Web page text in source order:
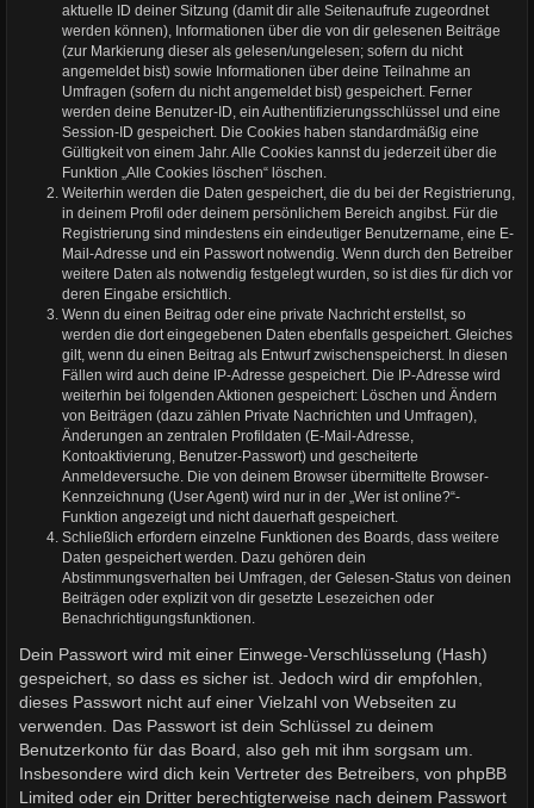
aktuelle ID deiner Sitzung (damit dir alle Seitenaufrufe zugeordnet
werden können), Informationen über die von dir gelesenen Beiträge
(zur Markierung dieser als gelesen/ungelesen; sofern du nicht
angemeldet bist) sowie Informationen über deine Teilnahme an
Umfragen (sofern du nicht angemeldet bist) gespeichert. Ferner
werden deine Benutzer-ID, ein Authentifizierungsschlüssel und eine
Session-ID gespeichert. Die Cookies haben standardmäßig eine
Gültigkeit von einem Jahr. Alle Cookies kannst du jederzeit über die
Funktion „Alle Cookies löschen“ löschen.
Weiterhin werden die Daten gespeichert, die du bei der Registrierung,
in deinem Profil oder deinem persönlichem Bereich angibst. Für die
Registrierung sind mindestens ein eindeutiger Benutzername, eine E-
Mail-Adresse und ein Passwort notwendig. Wenn durch den Betreiber
weitere Daten als notwendig festgelegt wurden, so ist dies für dich vor
deren Eingabe ersichtlich.
Wenn du einen Beitrag oder eine private Nachricht erstellst, so
werden die dort eingegebenen Daten ebenfalls gespeichert. Gleiches
gilt, wenn du einen Beitrag als Entwurf zwischenspeicherst. In diesen
Fällen wird auch deine IP-Adresse gespeichert. Die IP-Adresse wird
weiterhin bei folgenden Aktionen gespeichert: Löschen und Ändern
von Beiträgen (dazu zählen Private Nachrichten und Umfragen),
Änderungen an zentralen Profildaten (E-Mail-Adresse,
Kontoaktivierung, Benutzer-Passwort) und gescheiterte
Anmeldeversuche. Die von deinem Browser übermittelte Browser-
Kennzeichnung (User Agent) wird nur in der „Wer ist online?“-
Funktion angezeigt und nicht dauerhaft gespeichert.
Schließlich erfordern einzelne Funktionen des Boards, dass weitere
Daten gespeichert werden. Dazu gehören dein
Abstimmungsverhalten bei Umfragen, der Gelesen-Status von deinen
Beiträgen oder explizit von dir gesetzte Lesezeichen oder
Benachrichtigungsfunktionen.
Dein Passwort wird mit einer Einwege-Verschlüsselung (Hash)
gespeichert, so dass es sicher ist. Jedoch wird dir empfohlen,
dieses Passwort nicht auf einer Vielzahl von Webseiten zu
verwenden. Das Passwort ist dein Schlüssel zu deinem
Benutzerkonto für das Board, also geh mit ihm sorgsam um.
Insbesondere wird dich kein Vertreter des Betreibers, von phpBB
Limited oder ein Dritter berechtigterweise nach deinem Passwort